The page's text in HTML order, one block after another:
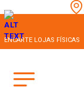
ENCARTE LOJAS FÍSICAS